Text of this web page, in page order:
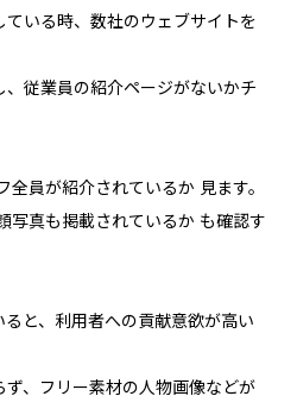
いる時、数社のウェブサイトを
従業員の紹介ページがないかチ
員が紹介されているか 見ます。
写真も掲載されているか も確認す
と、利用者への貢献意欲が高い
、フリー素材の人物画像などが